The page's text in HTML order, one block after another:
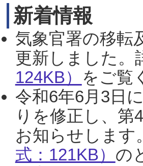
新着情報
気象官署の移転
更新しました。
124KB） をご覧
令和6年6月3日
りを修正し、
お知らせします
式：121KB） の